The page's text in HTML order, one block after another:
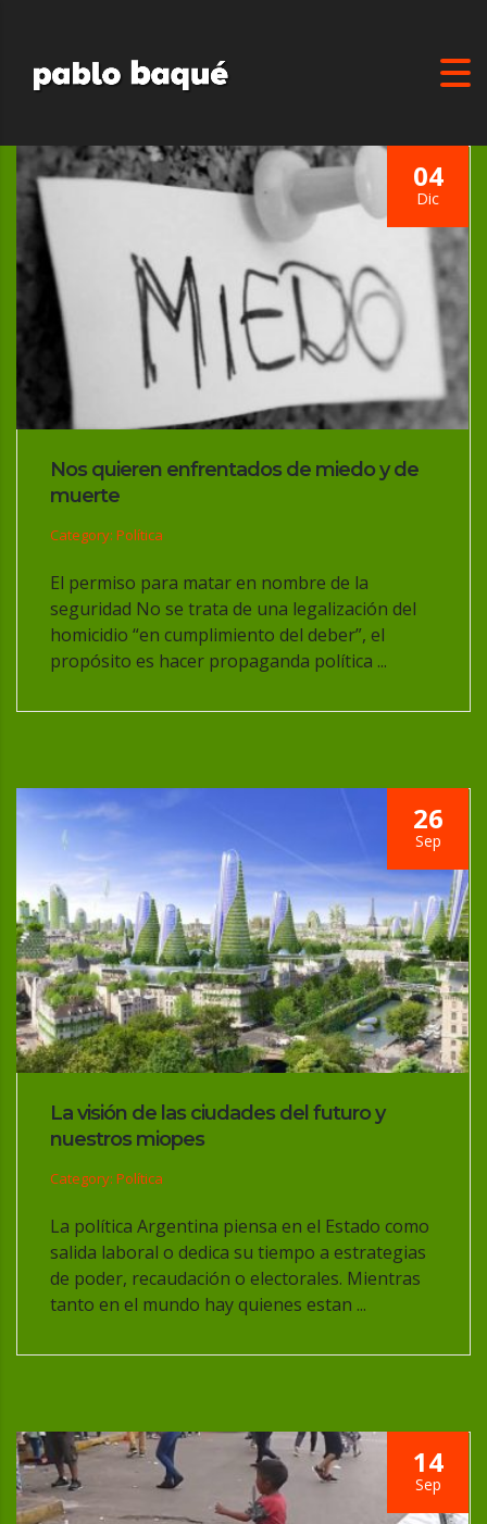
04
Dic
Nos quieren enfrentados de miedo y de
muerte
Category: Política
El permiso para matar en nombre de la
seguridad No se trata de una legalización del
homicidio “en cumplimiento del deber”, el
propósito es hacer propaganda política ...
26
Sep
La visión de las ciudades del futuro y
nuestros miopes
Category: Política
La política Argentina piensa en el Estado como
salida laboral o dedica su tiempo a estrategias
de poder, recaudación o electorales. Mientras
tanto en el mundo hay quienes estan ...
14
Sep